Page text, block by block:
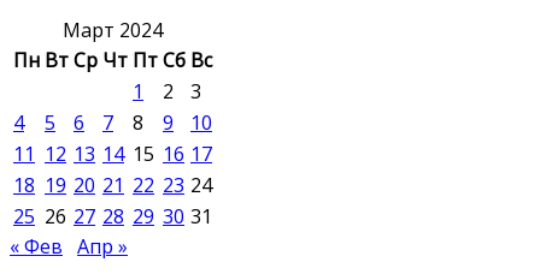
Март 2024
Пн ВтСр Чт ПтСб Вс
1
2
3
4
5 6 7 8 9
10
11 12 13 14 15 16 17
18 19 20 21 22 23 24
25 26 27 28 29 30 31
« Фев Апр »